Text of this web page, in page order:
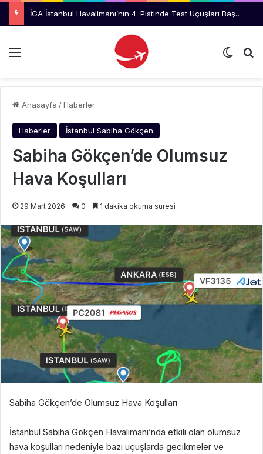
İGA İstanbul Havalimanı’nın 4. Pistinde Test Uçuşları Başladı
Menü Dış
Anasayfa /Haberler
Haberler İstanbul Sabiha Gökçen
Sabiha Gökçen’de Olumsuz
Hava Koşulları
29 Mart 2026 0 1 dakika okuma süresi
Sabiha Gökçen’de Olumsuz Hava Koşulları
İstanbul Sabiha Gökçen Havalimanı’nda etkili olan olumsuz
hava koşulları nedeniyle bazı uçuşlarda gecikmeler ve